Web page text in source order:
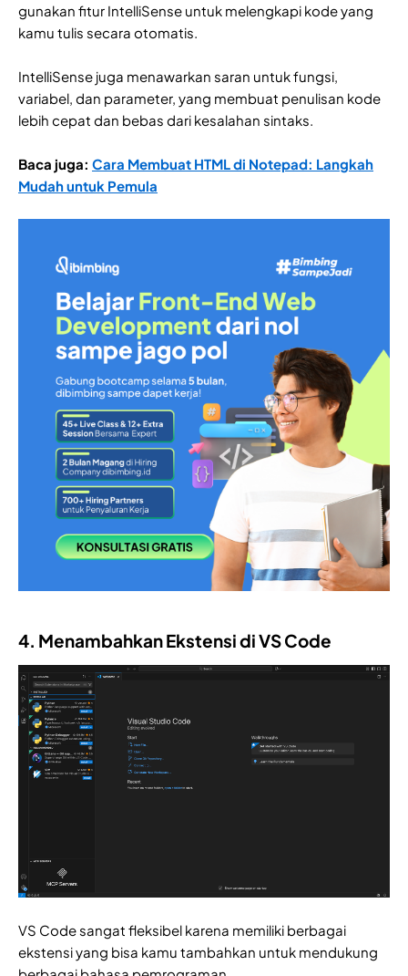
gunakan fitur IntelliSense untuk melengkapi kode yang
kamu tulis secara otomatis.
IntelliSense juga menawarkan saran untuk fungsi,
variabel, dan parameter, yang membuat penulisan kode
lebih cepat dan bebas dari kesalahan sintaks.
Baca juga: Cara Membuat HTML di Notepad: Langkah
Mudah untuk Pemula
4. Menambahkan Ekstensi di VS Code
VS Code sangat fleksibel karena memiliki berbagai
ekstensi yang bisa kamu tambahkan untuk mendukung